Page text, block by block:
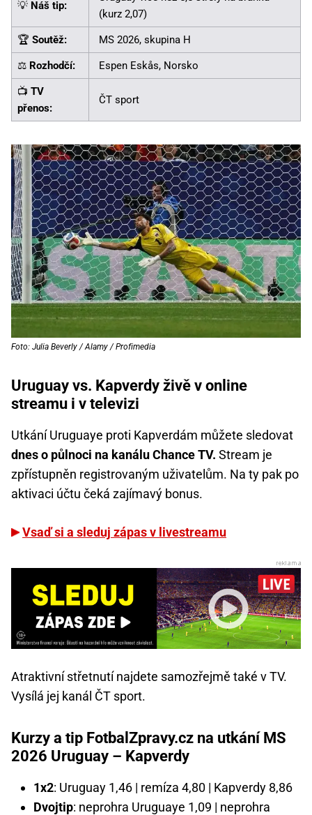
💡 Náš tip:
(kurz 2,07)
🏆 Soutěž: MS 2026, skupina H
⚖️ Rozhodčí: Espen Eskås, Norsko
📺 TV
přenos:
ČT sport
Foto: Julia Beverly / Alamy / Profimedia
Uruguay vs. Kapverdy živě v online
streamu i v televizi
Utkání Uruguaye proti Kapverdám můžete sledovat
dnes o půlnoci na kanálu Chance TV. Stream je
zpřístupněn registrovaným uživatelům. Na ty pak po
aktivaci účtu čeká zajímavý bonus.
Vsaď si a sleduj zápas v livestreamu
Atraktivní střetnutí najdete samozřejmě také v TV.
Vysílá jej kanál ČT sport.
Kurzy a tip FotbalZpravy.cz na utkání MS
2026 Uruguay – Kapverdy
1x2: Uruguay 1,46 | remíza 4,80 | Kapverdy 8,86
Dvojtip: neprohra Uruguaye 1,09 | neprohra